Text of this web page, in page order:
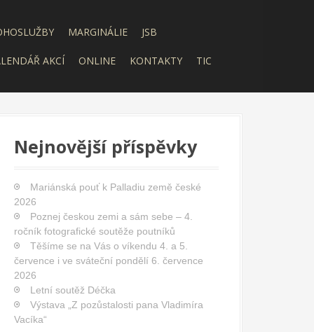
MARGINÁLIE JSB
AKCÍ ONLINE KONTAKTY TIC
Nejnovější příspěvky
Mariánská pouť k Palladiu země české
2026
Poznej českou zemi a sám sebe – 4.
ročník fotografické soutěže poutníků
Těšíme se na Vás o víkendu 4. a 5.
července i ve sváteční pondělí 6. července
2026
Letní soutěž Déčka
Výstava „Z pozůstalosti pana Vladimíra
Vacíka“